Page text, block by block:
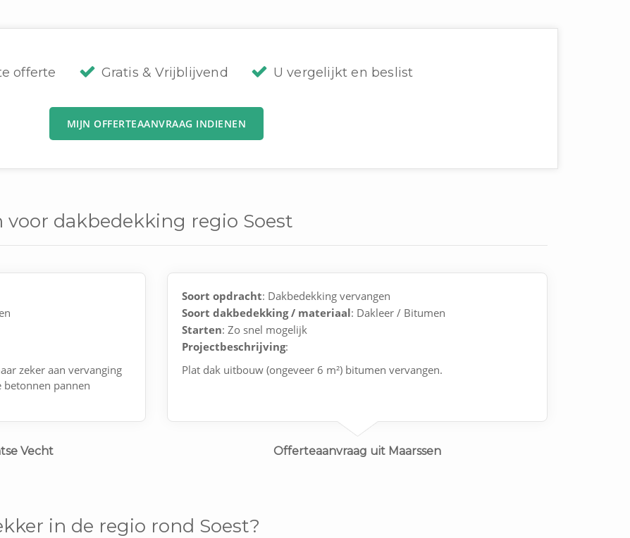
offerte Gratis & Vrijblijvend U vergelijkt en beslist
MIJN OFFERTEAANVRAAG INDIENEN
voor dakbedekking regio Soest
zeker aan vervanging
pannen
Vecht
Soort opdracht: Dakbedekking vervangen
Soort dakbedekking / materiaal: Dakleer / Bitumen
Starten: Zo snel mogelijk
Projectbeschrijving:
Plat dak uitbouw (ongeveer 6 m²) bitumen vervangen.
Offerteaanvraag uit Maarssen
in de regio rond Soest?